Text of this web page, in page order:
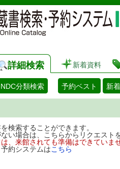
詳細検索 新着資料
NDC分類検索 予約ベスト 新
検索することができます。
い場合は、こちらからリクエス
、来館されても準備はできてい
約システムはこちら